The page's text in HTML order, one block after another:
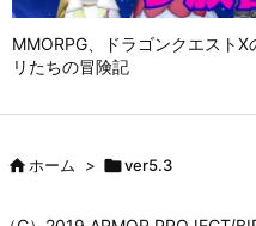
MMORPG、ドラゴンクエスト
リたちの冒険記
ホーム > ver5.3